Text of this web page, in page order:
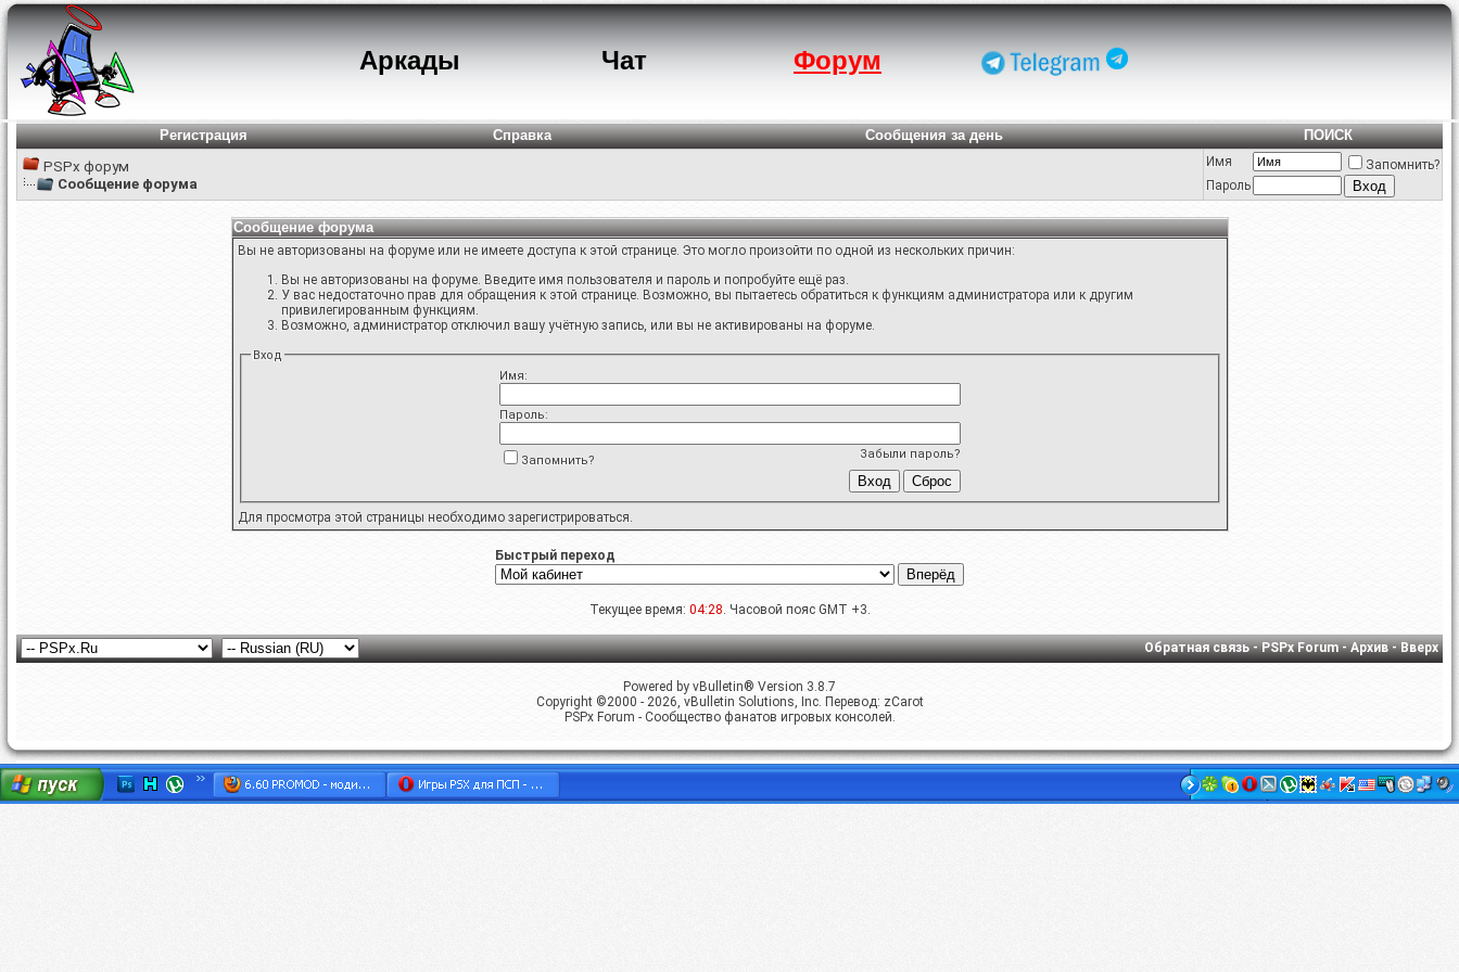
Аркады Чат Форум
Регистрация Справка Сообщения за день
ПОИСК
PSPx форум
Сообщение форума
Имя
Запомнить?
Пароль
Сообщение форума
Вы не авторизованы на форуме или не имеете доступа к этой странице. Это могло произойти по одной из нескольких причин:
Вы не авторизованы на форуме. Введите имя пользователя и пароль и попробуйте ещё раз.
У вас недостаточно прав для обращения к этой странице. Возможно, вы пытаетесь обратиться к функциям администратора или к другим
привилегированным функциям.
Возможно, администратор отключил вашу учётную запись, или вы не активированы на форуме.
Вход
Имя:
Пароль:
Забыли пароль?
Запомнить?
Для просмотра этой страницы необходимо зарегистрироваться.
Быстрый переход
Текущее время: 04:28. Часовой пояс GMT +3.
Обратная связь-PSPx Forum-Архив-Вверх
Powered by vBulletin® Version 3.8.7
Copyright ©2000 - 2026, vBulletin Solutions, Inc. Перевод: zCarot
PSPx Forum - Сообщество фанатов игровых консолей.